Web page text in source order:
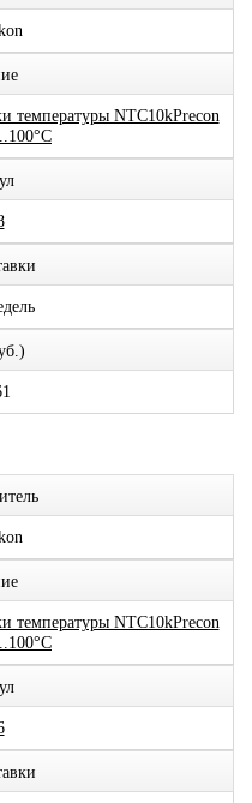
температуры NTC10kPrecon
температуры NTC10kPrecon